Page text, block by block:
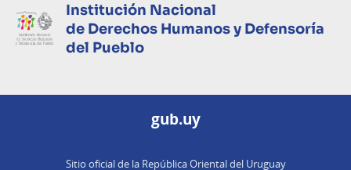
Institución Nacional
de Derechos Humanosy Defensoría
del Pueblo
gub.uy
Sitio oficial de la República Oriental del Uruguay